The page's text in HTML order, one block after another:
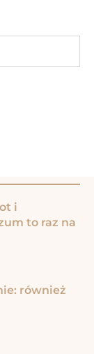
i
to raz na
również